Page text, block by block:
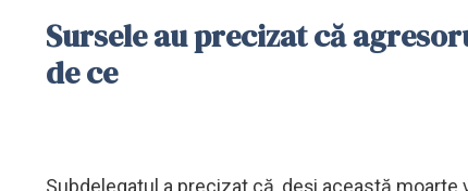
Sursele au precizat că
de ce
Subdelegatul a precizat că, deși această